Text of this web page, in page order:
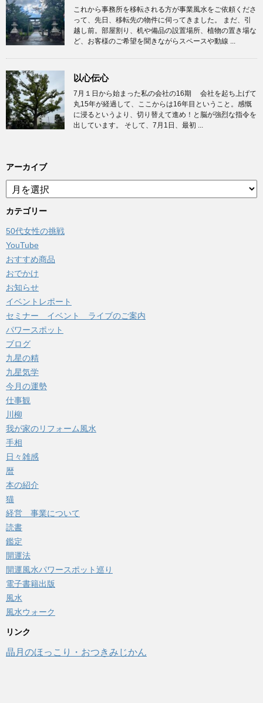
これから事務所を移転される方が事業風水をご依頼くださ
って、先日、移転先の物件に伺ってきました。 まだ、引
越し前。部屋割り、机や備品の設置場所、植物の置き場な
ど、お客様のご希望を聞きながらスペースや動線 ...
以心伝心
7月１日から始まった私の会社の16期 会社を起ち上げて
丸15年が経過して、ここからは16年目ということ。感慨
に浸るというより、切り替えて進め！と脳が強烈な指令を
出しています。 そして、7月1日、最初 ...
アーカイブ
ア
ー
カ
ブ
カテゴリー
50代女性の挑戦
YouTube
おすすめ商品
おでかけ
お知らせ
イベントレポート
セミナー イベント ライブのご案内
パワースポット
ブログ
九星の精
九星気学
今月の運勢
仕事観
川柳
我が家のリフォーム風水
手相
日々雑感
暦
本の紹介
猫
経営 事業について
読書
鑑定
開運法
開運風水パワースポット巡り
電子書籍出版
風水
風水ウォーク
リンク
晶月のほっこり・おつきみじかん